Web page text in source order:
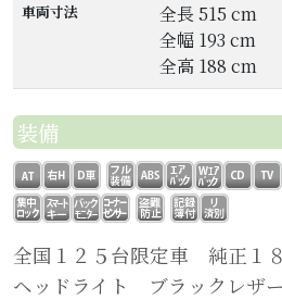
車両寸法
全長 515 cm
全幅 193 cm
全高 188 cm
装備
全国１２５台限定車 純正１
ヘッドライト ブラックレザ